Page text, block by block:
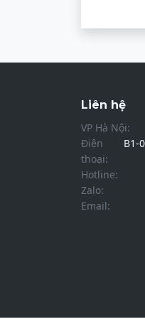
Liên hệ
VP Hà Nội:
B1-
Điện
thoại:
Hotline:
Zalo:
Email: